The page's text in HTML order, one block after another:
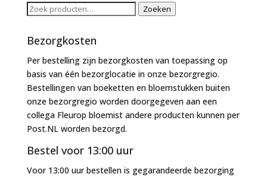
Zoeken
Zoeken
Bezorgkosten
Per bestelling zijn bezorgkosten van toepassing op
basis van één bezorglocatie in onze bezorgregio.
Bestellingen van boeketten en bloemstukken buiten
onze bezorgregio worden doorgegeven aan een
collega Fleurop bloemist andere producten kunnen per
Post.NL worden bezorgd.
Bestel voor 13:00 uur
Voor 13:00 uur bestellen is gegarandeerde bezorging